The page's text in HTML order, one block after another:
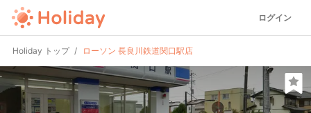
ログイン
Holiday トップ ローソン 長良川鉄道関口駅店